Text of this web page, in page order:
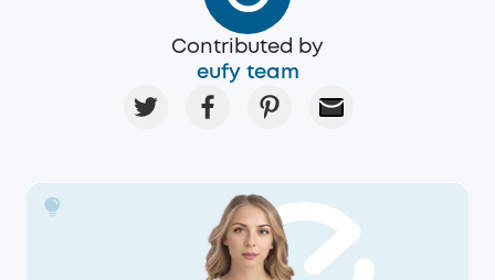
Contributed by
eufy team